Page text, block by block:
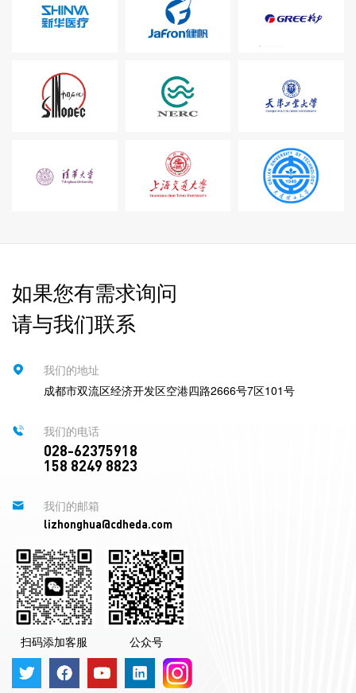
如果您有需求询问
请与我们联系
我们的地址
成都市双流区经济开发区空港四路2666号7区101号
我们的电话
028-62375918
158 8249 8823
我们的邮箱
lizhonghua@cdheda.com
扫码添加客服 公众号